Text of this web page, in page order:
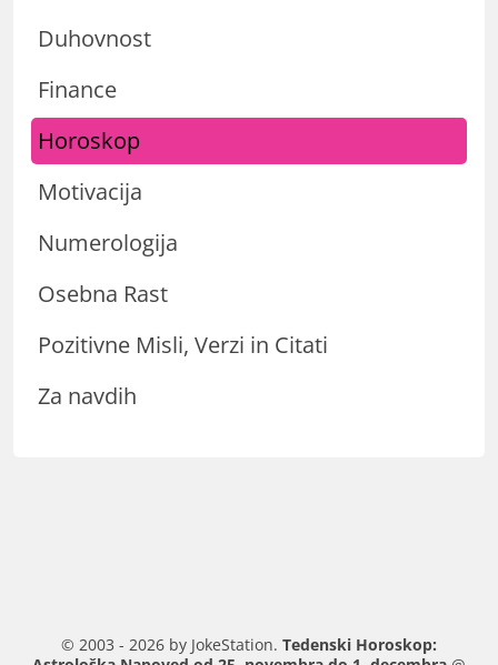
Duhovnost
Finance
Horoskop
Motivacija
Numerologija
Osebna Rast
Pozitivne Misli, Verzi in Citati
Za navdih
© 2003 - 2026 by JokeStation. Tedenski Horoskop: